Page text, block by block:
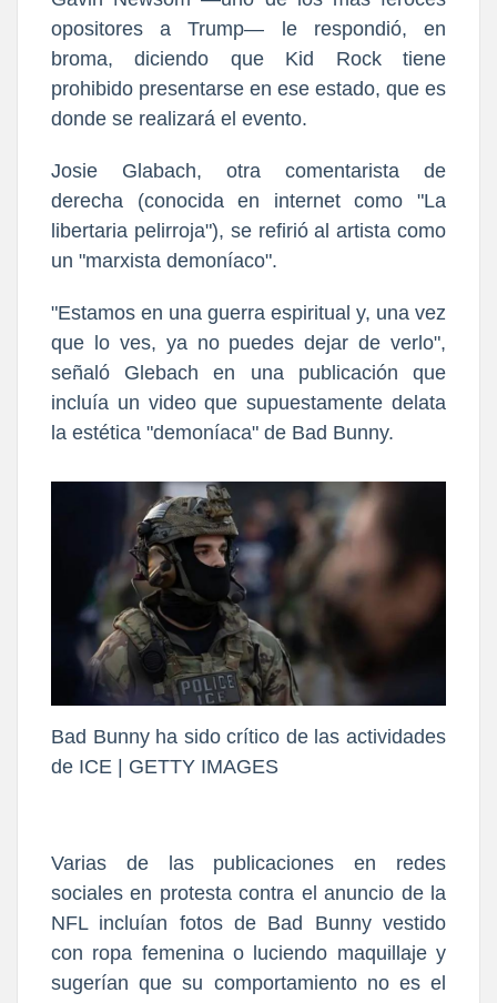
opositores a Trump— le respondió, en
broma, diciendo que Kid Rock tiene
prohibido presentarse en ese estado, que es
donde se realizará el evento.
Josie Glabach, otra comentarista de
derecha (conocida en internet como "La
libertaria pelirroja"), se refirió al artista como
un "marxista demoníaco".
"Estamos en una guerra espiritual y, una vez
que lo ves, ya no puedes dejar de verlo",
señaló Glebach en una publicación que
incluía un video que supuestamente delata
la estética "demoníaca" de Bad Bunny.
Bad Bunny ha sido crítico de las actividades
de ICE | GETTY IMAGES
Varias de las publicaciones en redes
sociales en protesta contra el anuncio de la
NFL incluían fotos de Bad Bunny vestido
con ropa femenina o luciendo maquillaje y
sugerían que su comportamiento no es el